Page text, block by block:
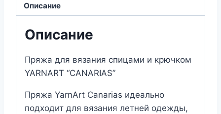
Описание
Описание
Пряжа для вязания спицами и крючком
YARNART “CANARIAS”
Пряжа YarnArt Canarias идеально
подходит для вязания летней одежды,